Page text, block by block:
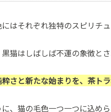
はそれぞれ独特のスピリチ
猫はしばしば不運の象徴と
さと新たな始まりを、茶ト
に、猫の毛色一つ一つに込め